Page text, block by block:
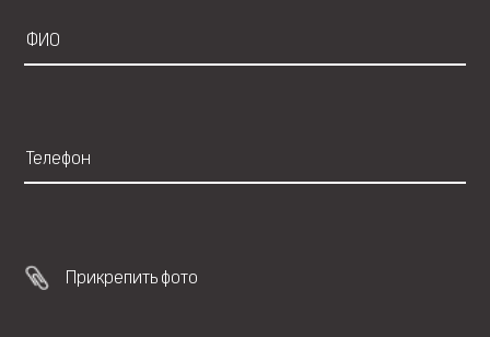
Прикрепить фото